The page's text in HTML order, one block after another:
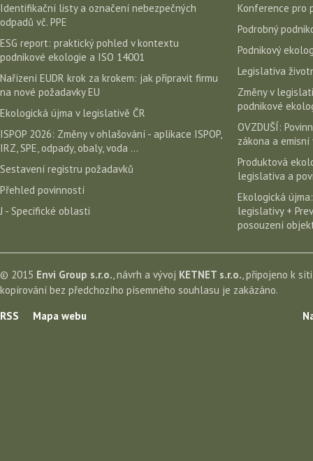
Identifikační listy a označení nebezpečných
odpadů vč. PPE
ESG report: praktický pohled v kontextu
podnikové ekologie a ISO 14001
Nařízení EUDR krok za krokem: jak připravit firmu
na nové požadavky EU
Ekologická újma v legislativě ČR
ISPOP 2026: Změny v ohlašování - aplikace ISPOP,
IRZ, SPE, odpady, obaly, voda ...
Sestavení registru požadavků
Přehled povinností
J - Specifické oblasti
Konference pro
Podrobný
Podnikový
Legislativa
Změny v
podnikové
OVZDUŠÍ:
zákona a emisní
Produktová
legislativa a
Ekologická
legislativy +
posouzení
© 2015 Envi Group s.r.o. , návrh a vývoj KETNET s.r.o. , připojeno k
kopírování bez předchozího písemného souhlasu je zakázáno.
RSS
Mapa webu